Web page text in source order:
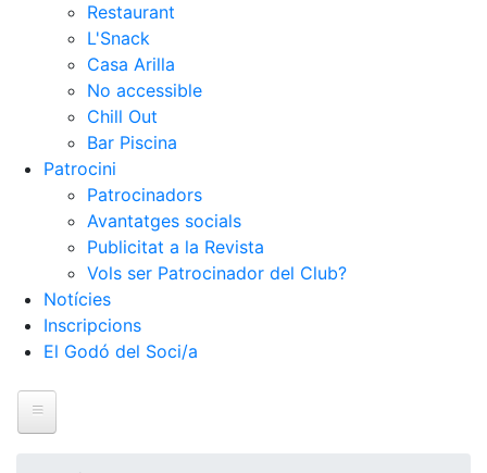
Restaurant
L'Snack
Casa Arilla
No accessible
Chill Out
Bar Piscina
Patrocini
Patrocinadors
Avantatges socials
Publicitat a la Revista
Vols ser Patrocinador del Club?
Notícies
Inscripcions
El Godó del Soci/a